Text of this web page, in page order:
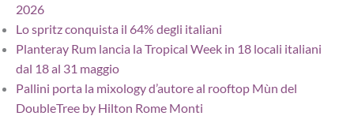
2026
Lo spritz conquista il 64% degli italiani
Planteray Rum lancia la Tropical Week in 18 locali italiani
dal 18 al 31 maggio
Pallini porta la mixology d’autore al rooftop Mùn del
DoubleTree by Hilton Rome Monti